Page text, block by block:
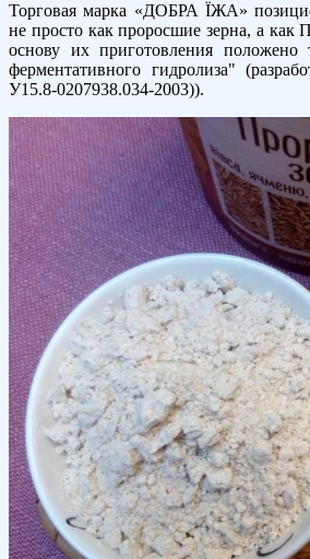
Торговая марка «ДОБРА ЇЖА»
не просто как проросшие зерна, а
основу их приготовления положено
ферментативного гидролиза"
У15.8-0207938.034-2003)).